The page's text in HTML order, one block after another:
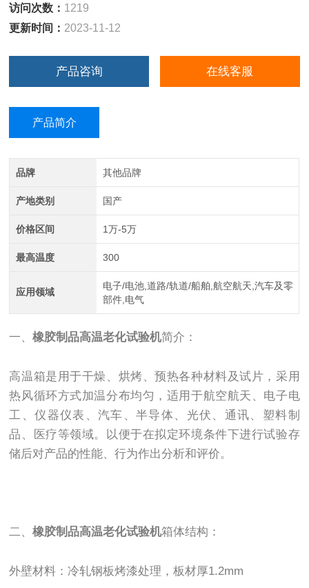
访问次数： 1219
更新时间： 2023-11-12
产品咨询 在线客服
产品简介
品牌 其他品牌
产地类别 国产
价格区间 1万-5万
最高温度 300
应用领域
电子/电池,道路/轨道/船舶,航空航天,汽车及零
部件,电气
一、橡胶制品高温老化试验机简介：
高温箱是用于干燥、烘烤、预热各种材料及试片，采用
热风循环方式加温分布均匀，适用于航空航天、电子电
工、仪器仪表、汽车、半导体、光伏、通讯、塑料制
品、医疗等领域。以便于在拟定环境条件下进行试验存
储后对产品的性能、行为作出分析和评价。
二、橡胶制品高温老化试验机箱体结构：
外壁材料：冷轧钢板烤漆处理，板材厚1.2mm